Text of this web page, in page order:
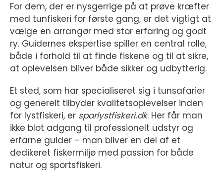
For dem, der er nysgerrige på at prøve kræfter
med tunfiskeri for første gang, er det vigtigt at
vælge en arrangør med stor erfaring og godt
ry. Guidernes ekspertise spiller en central rolle,
både i forhold til at finde fiskene og til at sikre,
at oplevelsen bliver både sikker og udbytterig.
Et sted, som har specialiseret sig i tunsafarier
og generelt tilbyder kvalitetsoplevelser inden
for lystfiskeri, er sparlystfiskeri.dk. Her får man
ikke blot adgang til professionelt udstyr og
erfarne guider – man bliver en del af et
dedikeret fiskermiljø med passion for både
natur og sportsfiskeri.